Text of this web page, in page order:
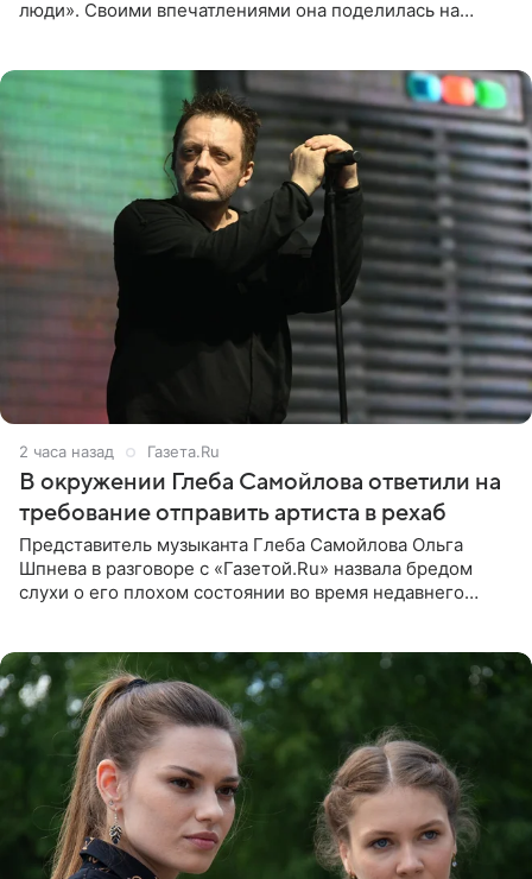
люди». Своими впечатлениями она поделилась на
2 часа назад Газета.Ru
В окружении Глеба Самойлова ответили на
требование отправить артиста в рехаб
Представитель музыканта Глеба Самойлова Ольга
Шпнева в разговоре с «Газетой.Ru» назвала бредом
слухи о его плохом состоянии во время недавнего